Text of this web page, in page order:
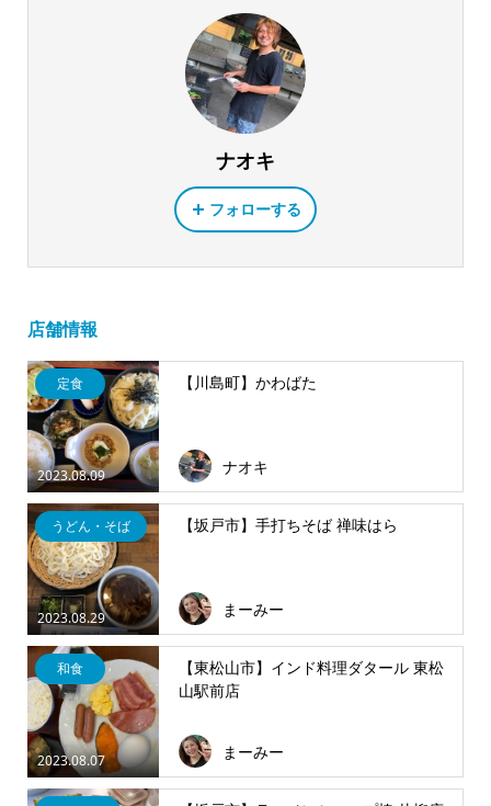
ナオキ
フォローする
店舗情報
2023.08.09
定食 【川島町】かわばた
ナオキ
2023.08.29
うどん・そば 【坂戸市】手打ちそば 禅味はら
まーみー
2023.08.07
和食
【東松山市】インド料理ダタール 東松
山駅前店
まーみー